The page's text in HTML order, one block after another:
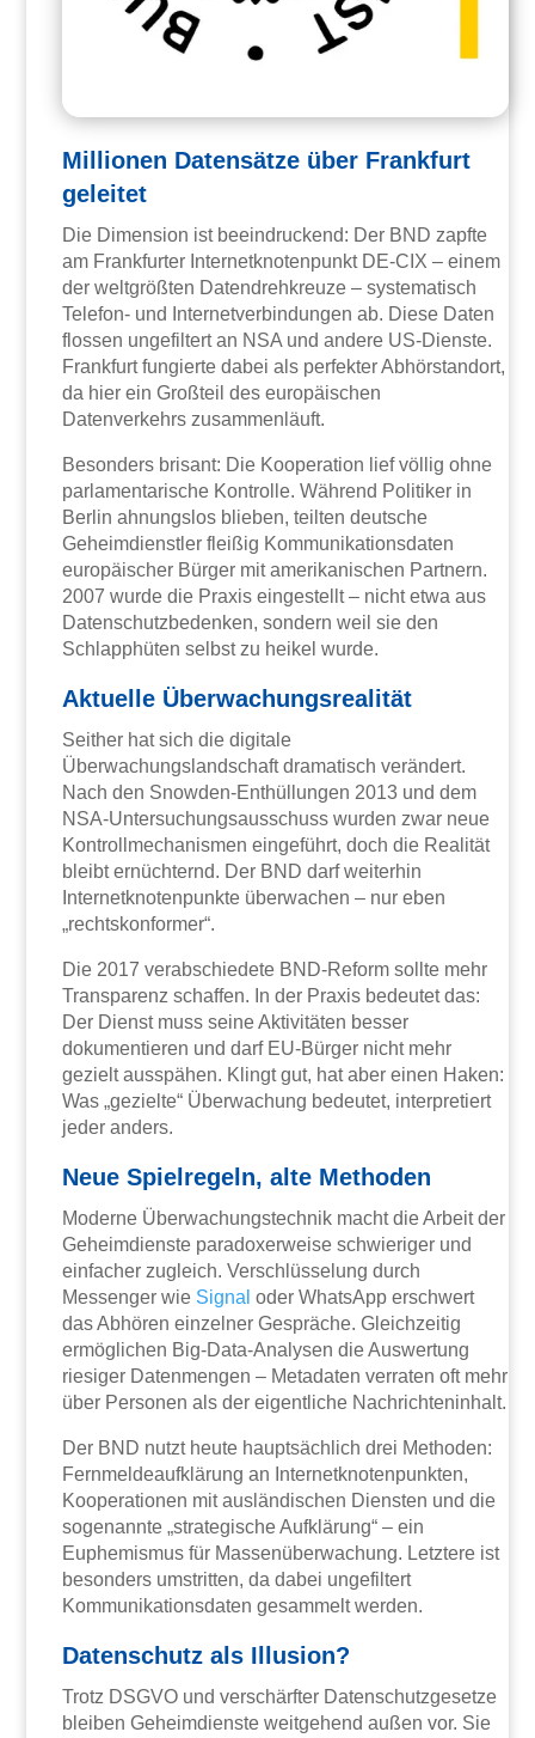
Millionen Datensätze über Frankfurt
geleitet
Die Dimension ist beeindruckend: Der BND zapfte
am Frankfurter Internetknotenpunkt DE-CIX – einem
der weltgrößten Datendrehkreuze – systematisch
Telefon- und Internetverbindungen ab. Diese Daten
flossen ungefiltert an NSA und andere US-Dienste.
Frankfurt fungierte dabei als perfekter Abhörstandort,
da hier ein Großteil des europäischen
Datenverkehrs zusammenläuft.
Besonders brisant: Die Kooperation lief völlig ohne
parlamentarische Kontrolle. Während Politiker in
Berlin ahnungslos blieben, teilten deutsche
Geheimdienstler fleißig Kommunikationsdaten
europäischer Bürger mit amerikanischen Partnern.
2007 wurde die Praxis eingestellt – nicht etwa aus
Datenschutzbedenken, sondern weil sie den
Schlapphüten selbst zu heikel wurde.
Aktuelle Überwachungsrealität
Seither hat sich die digitale
Überwachungslandschaft dramatisch verändert.
Nach den Snowden-Enthüllungen 2013 und dem
NSA-Untersuchungsausschuss wurden zwar neue
Kontrollmechanismen eingeführt, doch die Realität
bleibt ernüchternd. Der BND darf weiterhin
Internetknotenpunkte überwachen – nur eben
„rechtskonformer“.
Die 2017 verabschiedete BND-Reform sollte mehr
Transparenz schaffen. In der Praxis bedeutet das:
Der Dienst muss seine Aktivitäten besser
dokumentieren und darf EU-Bürger nicht mehr
gezielt ausspähen. Klingt gut, hat aber einen Haken:
Was „gezielte“ Überwachung bedeutet, interpretiert
jeder anders.
Neue Spielregeln, alte Methoden
Moderne Überwachungstechnik macht die Arbeit der
Geheimdienste paradoxerweise schwieriger und
einfacher zugleich. Verschlüsselung durch
Messenger wie Signal oder WhatsApp erschwert
das Abhören einzelner Gespräche. Gleichzeitig
ermöglichen Big-Data-Analysen die Auswertung
riesiger Datenmengen – Metadaten verraten oft mehr
über Personen als der eigentliche Nachrichteninhalt.
Der BND nutzt heute hauptsächlich drei Methoden:
Fernmeldeaufklärung an Internetknotenpunkten,
Kooperationen mit ausländischen Diensten und die
sogenannte „strategische Aufklärung“ – ein
Euphemismus für Massenüberwachung. Letztere ist
besonders umstritten, da dabei ungefiltert
Kommunikationsdaten gesammelt werden.
Datenschutz als Illusion?
Trotz DSGVO und verschärfter Datenschutzgesetze
bleiben Geheimdienste weitgehend außen vor. Sie